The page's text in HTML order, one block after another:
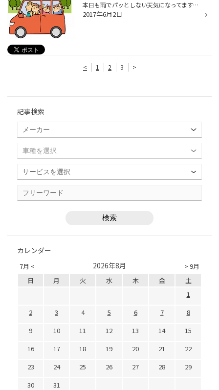
本日も雨でパッとしない天気になってますね〜 みなさんいかがお過ごしでしょうか？ 僕は来週のツーリングに向けて愛車を洗車したいのに雨でできずモヤモヤ（笑） 明日からは天気が回復する予報が出てるので週末が楽しみです(o^^o) お出かけ日和の週末になりますようにー！ お出かけ前にはお車のメン...
2017年6月2日
< 1 2 3 >
記事検索
カレンダー
7月 < > 9月
2026年8月
日 月 火 水 木 金
土
1
2
3 4 5 6 7
8
9
10 11 12 13 14
15
16
17 18 19 20 21
22
23
24 25 26 27 28
29
30
31